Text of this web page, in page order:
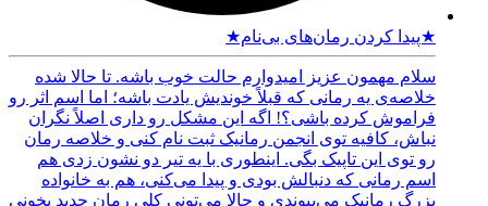
★پیدا کردن رمان‌های بی‌نام★
سلام مهمون عزیز امیدوارم حالت خوب باشه. تا حالا شده
خلاصه‌ی یه رمانی که قبلاً خوندیش یادت باشه؛ اما اسم اثر رو
فراموش کرده باشی؟! اگه این مشکل رو داری اصلاً نگران
نباش، کافیه توی انجمن رمانیک ثبت نام کنی و خلاصه رمان
رو توی این تاپیک بگی. اینطوری با یه تیر دو نشون زدی هم
اسم رمانی که دنبالش بودی و پیدا می‌کنی، هم به خانواده
بزرگ رمانیک می‌پیوندی و حالا می‌تونی کلی رمان جدید بخونی